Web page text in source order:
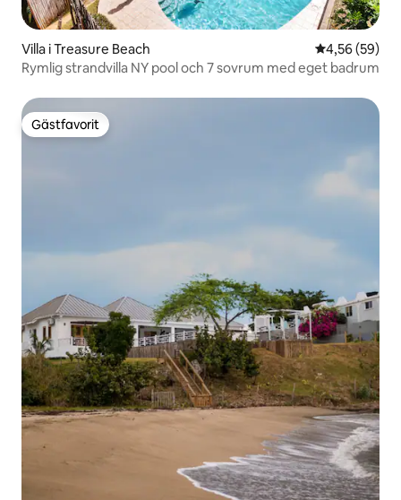
Villa i Treasure Beach 4,56 av 5 i
4,56 (59)
Rymlig strandvilla NY pool och 7 sovrum med eget badrum
Gästfavorit
Gästfavorit